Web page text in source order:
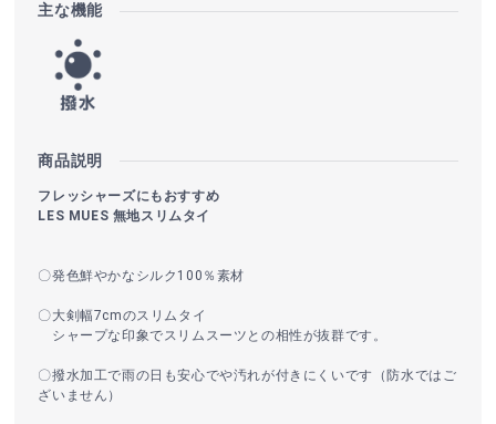
主な機能
商品説明
フレッシャーズにもおすすめ
LES MUES 無地スリムタイ
〇発色鮮やかなシルク100％素材
〇大剣幅7cmのスリムタイ
シャープな印象でスリムスーツとの相性が抜群です。
〇撥水加工で雨の日も安心でや汚れが付きにくいです（防水ではご
ざいません）